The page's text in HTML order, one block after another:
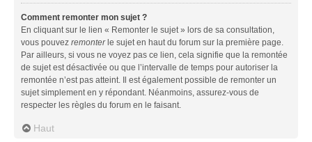
Comment remonter mon sujet ?
En cliquant sur le lien « Remonter le sujet » lors de sa consultation,
vous pouvez remonterle sujet en haut du forum sur la première page.
Par ailleurs, si vous ne voyez pas ce lien, cela signifie que la remontée
de sujet est désactivée ou que l’intervalle de temps pour autoriser la
remontée n’est pas atteint. Il est également possible de remonter un
sujet simplement en y répondant. Néanmoins, assurez-vous de
respecter les règles du forum en le faisant.
Haut